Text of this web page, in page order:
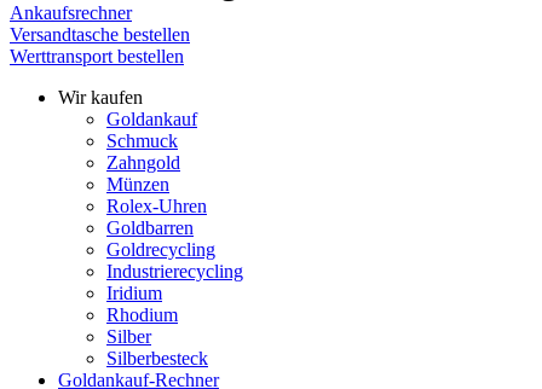
Ankaufsrechner
Versandtasche bestellen
Werttransport bestellen
Wir kaufen
Goldankauf
Schmuck
Zahngold
Münzen
Rolex-Uhren
Goldbarren
Goldrecycling
Industrierecycling
Iridium
Rhodium
Silber
Silberbesteck
Goldankauf-Rechner